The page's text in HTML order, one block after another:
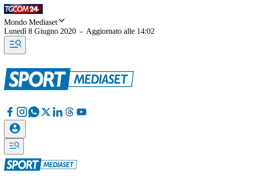
Mondo Mediaset
Lunedì 8 Giugno 2020 - Aggiornato alle 14:02